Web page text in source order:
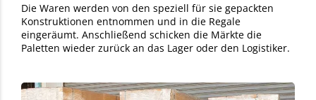
Die Waren werden von den speziell für sie gepackten
Konstruktionen entnommen und in die Regale
eingeräumt. Anschließend schicken die Märkte die
Paletten wieder zurück an das Lager oder den Logistiker.